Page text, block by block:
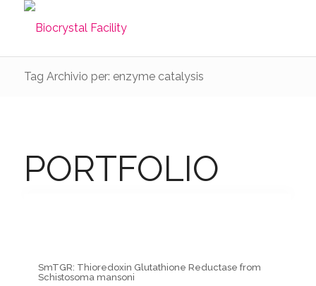
Tag Archivio per: enzyme catalysis
PORTFOLIO
SmTGR: Thioredoxin Glutathione Reductase from
Schistosoma mansoni